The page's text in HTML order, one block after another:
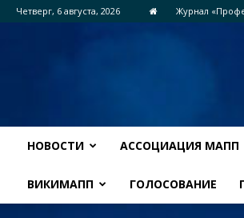
Четверг, 6 августа, 2026 Журнал
НОВОСТИ АССОЦИАЦИЯ МАПП
ВИКИМАПП ГОЛОСОВАНИЕ